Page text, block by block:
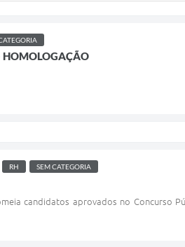
HOMOLOGAÇÃO
RH SEM CATEGORIA
candidatos aprovados no Concurso